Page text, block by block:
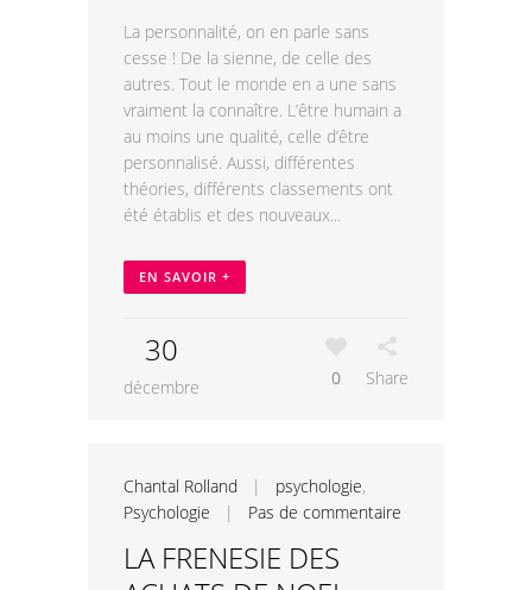
La personnalité, on en parle sans
cesse ! De la sienne, de celle des
autres. Tout le monde en a une sans
vraiment la connaître. L’être humain a
au moins une qualité, celle d’être
personnalisé. Aussi, différentes
théories, différents classements ont
été établis et des nouveaux...
EN SAVOIR +
30
décembre 0 Share
Chantal Rolland | psychologie,
Psychologie | Pas de commentaire
LA FRENESIE DES